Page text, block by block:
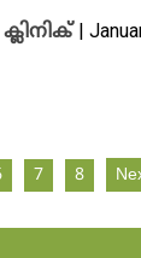
|
7 8